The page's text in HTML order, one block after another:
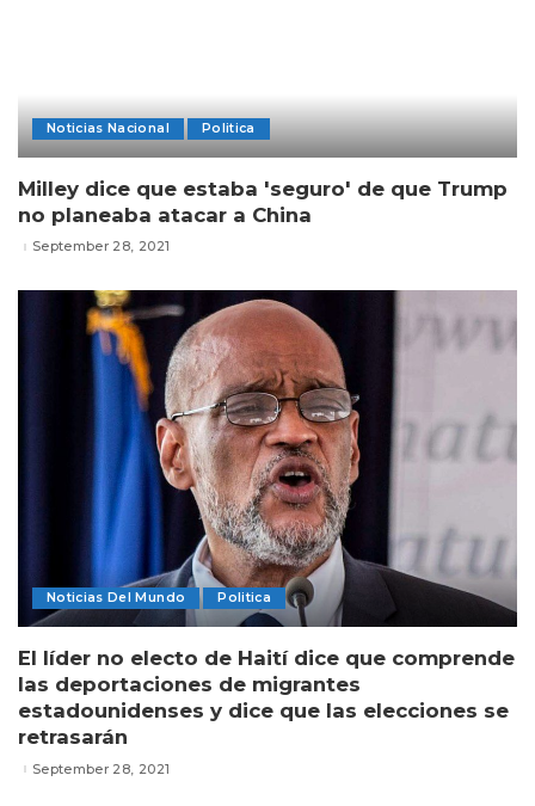
Noticias Nacional Politica
Milley dice que estaba 'seguro' de que Trump
no planeaba atacar a China
September 28, 2021
Noticias Del Mundo Politica
El líder no electo de Haití dice que comprende
las deportaciones de migrantes
estadounidenses y dice que las elecciones se
retrasarán
September 28, 2021